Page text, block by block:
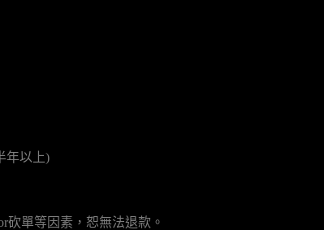
年以上)
單等因素，恕無法退款。